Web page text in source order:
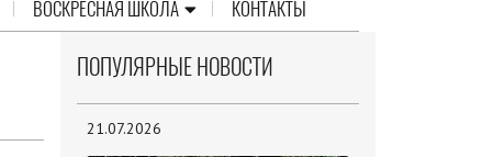
ВОСКРЕСНАЯ ШКОЛА КОНТАКТЫ
ПОПУЛЯРНЫЕ НОВОСТИ
21.07.2026